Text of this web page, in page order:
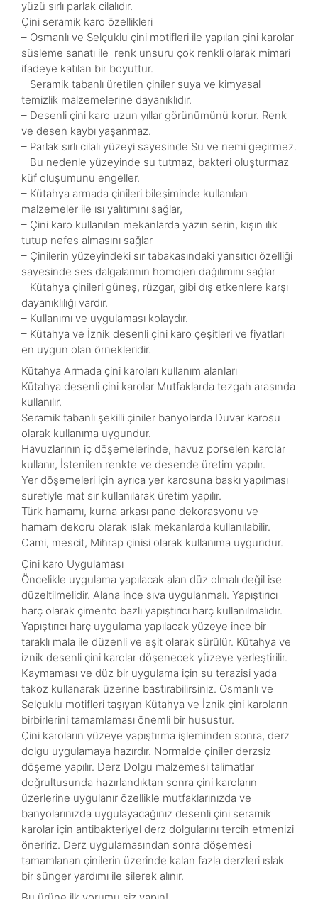
yüzü sırlı parlak cilalıdır.
Çini seramik karo özellikleri
– Osmanlı ve Selçuklu çini motifleri ile yapılan çini karolar
süsleme sanatı ile renk unsuru çok renkli olarak mimari
ifadeye katılan bir boyuttur.
– Seramik tabanlı üretilen çiniler suya ve kimyasal
temizlik malzemelerine dayanıklıdır.
– Desenli çini karo uzun yıllar görünümünü korur. Renk
ve desen kaybı yaşanmaz.
– Parlak sırlı cilalı yüzeyi sayesinde Su ve nemi geçirmez.
– Bu nedenle yüzeyinde su tutmaz, bakteri oluşturmaz
küf oluşumunu engeller.
– Kütahya armada çinileri bileşiminde kullanılan
malzemeler ile ısı yalıtımını sağlar,
– Çini karo kullanılan mekanlarda yazın serin, kışın ılık
tutup nefes almasını sağlar
– Çinilerin yüzeyindeki sır tabakasındaki yansıtıcı özelliği
sayesinde ses dalgalarının homojen dağılımını sağlar
– Kütahya çinileri güneş, rüzgar, gibi dış etkenlere karşı
dayanıklılığı vardır.
– Kullanımı ve uygulaması kolaydır.
– Kütahya ve İznik desenli çini karo çeşitleri ve fiyatları
en uygun olan örnekleridir.
Kütahya Armada çini karoları kullanım alanları
Kütahya desenli çini karolar Mutfaklarda tezgah arasında
kullanılır.
Seramik tabanlı şekilli çiniler banyolarda Duvar karosu
olarak kullanıma uygundur.
Havuzlarının iç döşemelerinde, havuz porselen karolar
kullanır, İstenilen renkte ve desende üretim yapılır.
Yer döşemeleri için ayrıca yer karosuna baskı yapılması
suretiyle mat sır kullanılarak üretim yapılır.
Türk hamamı, kurna arkası pano dekorasyonu ve
hamam dekoru olarak ıslak mekanlarda kullanılabilir.
Cami, mescit, Mihrap çinisi olarak kullanıma uygundur.
Çini karo Uygulaması
Öncelikle uygulama yapılacak alan düz olmalı değil ise
düzeltilmelidir. Alana ince sıva uygulanmalı. Yapıştırıcı
harç olarak çimento bazlı yapıştırıcı harç kullanılmalıdır.
Yapıştırıcı harç uygulama yapılacak yüzeye ince bir
taraklı mala ile düzenli ve eşit olarak sürülür. Kütahya ve
iznik desenli çini karolar döşenecek yüzeye yerleştirilir.
Kaymaması ve düz bir uygulama için su terazisi yada
takoz kullanarak üzerine bastırabilirsiniz. Osmanlı ve
Selçuklu motifleri taşıyan Kütahya ve İznik çini karoların
birbirlerini tamamlaması önemli bir husustur.
Çini karoların yüzeye yapıştırma işleminden sonra, derz
dolgu uygulamaya hazırdır. Normalde çiniler derzsiz
döşeme yapılır. Derz Dolgu malzemesi talimatlar
doğrultusunda hazırlandıktan sonra çini karoların
üzerlerine uygulanır özellikle mutfaklarınızda ve
banyolarınızda uygulayacağınız desenli çini seramik
karolar için antibakteriyel derz dolgularını tercih etmenizi
öneririz. Derz uygulamasından sonra döşemesi
tamamlanan çinilerin üzerinde kalan fazla derzleri ıslak
bir sünger yardımı ile silerek alınır.